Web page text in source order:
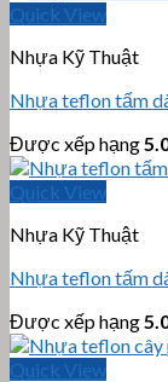
Quick View
Nhựa Kỹ Thuật
Nhựa teflon tấm
Được xếp hạng
Quick View
Nhựa Kỹ Thuật
Nhựa teflon tấm
Được xếp hạng
Quick View